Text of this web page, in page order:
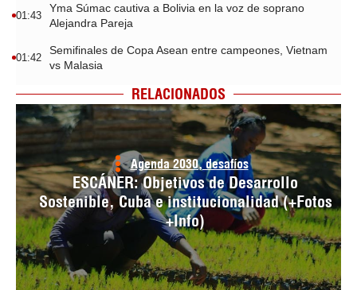
01:43
Yma Súmac cautiva a Bolivia en la voz de soprano
Alejandra Pareja
01:42
Semifinales de Copa Asean entre campeones, Vietnam
vs Malasia
RELACIONADOS
Agenda 2030, desafíos
ESCÁNER: Objetivos de Desarrollo
Sostenible, Cuba e institucionalidad (+Fotos
+Info)